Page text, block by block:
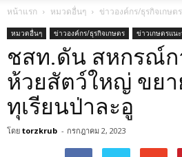
หน้าแรก หมวดอื่นๆ ข่าวองค์กร/ธุรกิจเกษตร
หมวดอื่นๆ ข่าวองค์กร/ธุรกิจเกษตร ข่าวเกษตรแน
ชสท.ดัน สหกรณ์ก
ห้วยสัตว์ใหญ่ ขย
ทุเรียนป่าละอู
โดย torzkrub - กรกฎาคม 2, 2023